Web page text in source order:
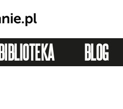
BIBLIOTEKA BLOG